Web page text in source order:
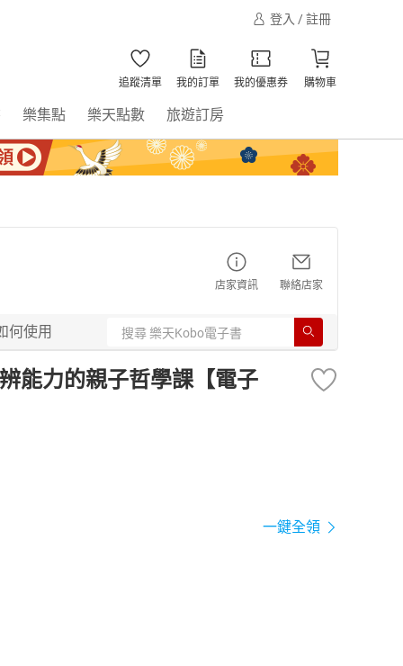
登入 / 註冊
追蹤清單 我的訂單 我的優惠券 購物車
樂集點 樂天點數 旅遊訂房
店家資訊 聯絡店家
何使用
能力的親子哲學課【電子
一鍵全領